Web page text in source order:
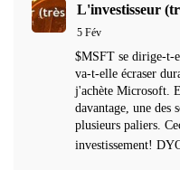
L'investisseur
5 Fév
$MSFT se dirige-t-
va-t-elle écraser
j'achète Microsoft.
davantage, une des
plusieurs paliers.
investissement!